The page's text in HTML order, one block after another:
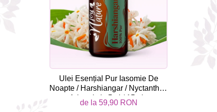
Ulei Esențial Pur Iasomie De
Noapte / Harshiangar / Nyctanthes
Arbortristis 5ml / 15ml -
Aromaterapie Sigura | nJoy
de la 59,90 RON